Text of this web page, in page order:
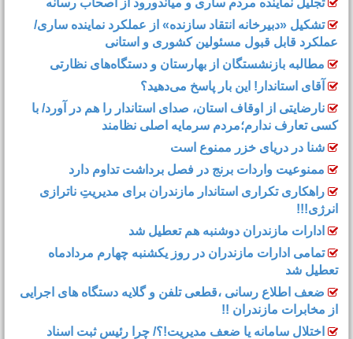
تشکیل «دبیرخانه انتقاد سازنده» از عملکرد نماینده ساری/
عملکرد قابل قبول مسئولین کشوری و استانی
مطالبه بازنشستگان از بهارستان و دستگاه‌های نظارتی
آقای استاندار! این بار پاسخ می‌دهید؟
نارضایتی از اوقاف استان، صدای استاندار را هم در آورد/ با
کسی تعارف ندارم؛مردم سرمایه اصلی نظامند
شنا در دریای خزر ممنوع است
ممنوعیت واردات برنج در فصل برداشت تداوم دارد
راهکاری تکراری استاندار مازندران برای مدیریتِ ناترازی
انرژی!!!
ادارات مازندران دوشنبه هم تعطیل شد
تمامی ادارات مازندران در روز یکشنبه چهارم مردادماه
تعطیل شد
ضعف اطلاع رسانی ،قطعی تلفن و گلایه دستگاه های اجرایی
از مخابرات مازندران !!
اختلال سامانه یا ضعف مدیریت!؟/ چرا رئیس ثبت اسناد